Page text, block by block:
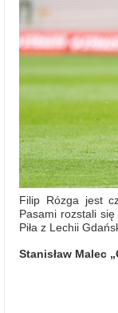
Filip Rózga jest
Pasami rozstali
Piła z Lechii
Stanisław Malec